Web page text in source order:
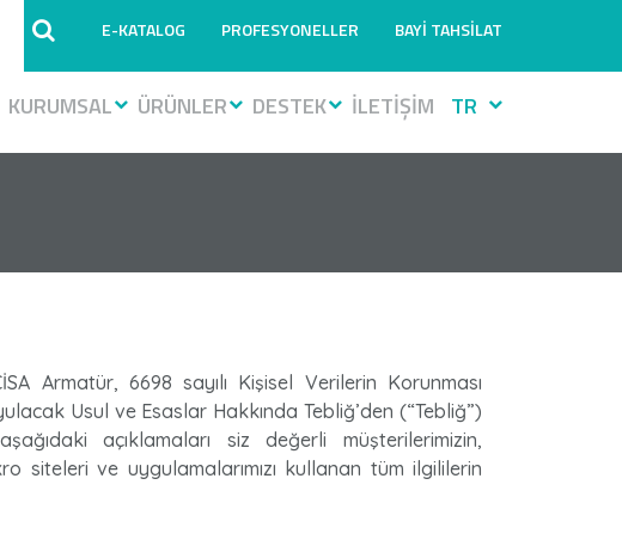
E-KATALOG PROFESYONELLER BAYİ TAHSİLAT
KURUMSAL ÜRÜNLER DESTEK İLETİŞİM TR
Armatür, 6698 sayılı Kişisel Verilerin Korunması
Usul ve Esaslar Hakkında Tebliğ’den (“Tebliğ”)
açıklamaları siz değerli müşterilerimizin,
siteleri ve uygulamalarımızı kullanan tüm ilgililerin